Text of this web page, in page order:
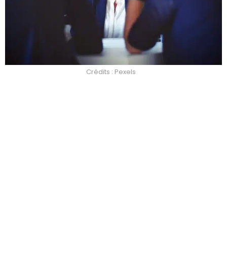
Crédits : Pexels